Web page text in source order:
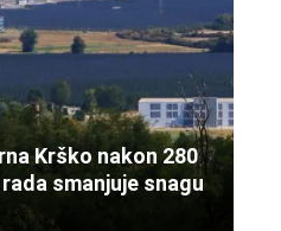
Krško nakon 280
smanjuje snagu